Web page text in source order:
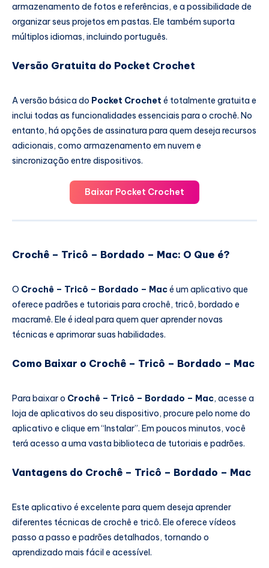
armazenamento de fotos e referências, e a possibilidade de
organizar seus projetos em pastas. Ele também suporta
múltiplos idiomas, incluindo português.
Versão Gratuita do Pocket Crochet
A versão básica do Pocket Crochet é totalmente gratuita e
inclui todas as funcionalidades essenciais para o crochê. No
entanto, há opções de assinatura para quem deseja recursos
adicionais, como armazenamento em nuvem e
sincronização entre dispositivos.
Baixar Pocket Crochet
Crochê – Tricô – Bordado – Mac: O Que é?
O Crochê – Tricô – Bordado – Macé um aplicativo que
oferece padrões e tutoriais para crochê, tricô, bordado e
macramê. Ele é ideal para quem quer aprender novas
técnicas e aprimorar suas habilidades.
Como Baixar o Crochê – Tricô – Bordado – Mac
Para baixar o Crochê – Tricô – Bordado – Mac, acesse a
loja de aplicativos do seu dispositivo, procure pelo nome do
aplicativo e clique em “Instalar”. Em poucos minutos, você
terá acesso a uma vasta biblioteca de tutoriais e padrões.
Vantagens do Crochê – Tricô – Bordado – Mac
Este aplicativo é excelente para quem deseja aprender
diferentes técnicas de crochê e tricô. Ele oferece vídeos
passo a passo e padrões detalhados, tornando o
aprendizado mais fácil e acessível.